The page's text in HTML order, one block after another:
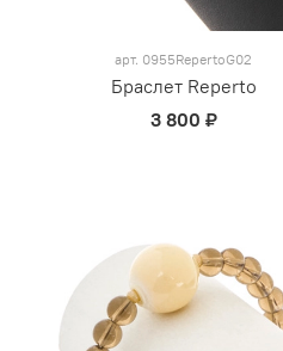
арт. 0955RepertoG02
Браслет Reperto
3 800 ₽